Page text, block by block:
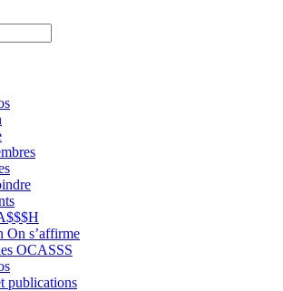
On s’affirme
OCASSS
publications